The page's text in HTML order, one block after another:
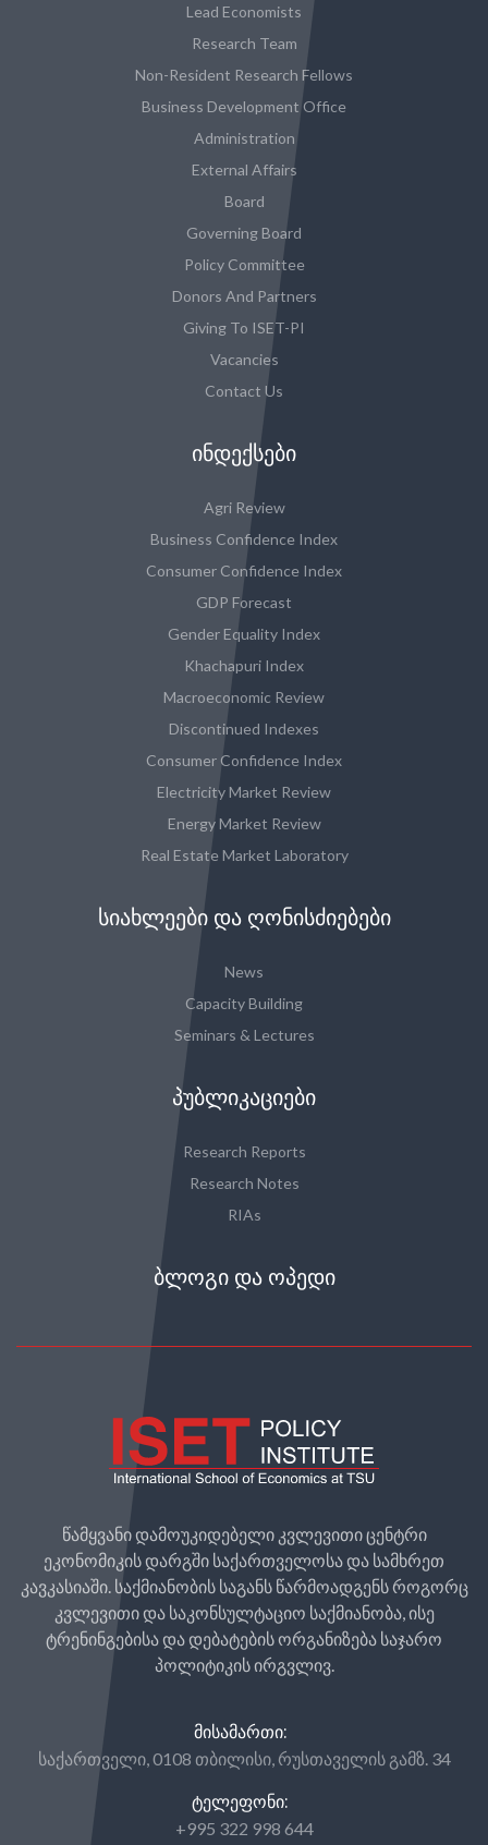
Lead Economists
Research Team
Non-Resident Research Fellows
Business Development Office
Administration
External Affairs
Board
Governing Board
Policy Committee
Donors And Partners
Giving To ISET-PI
Vacancies
Contact Us
ᲘᲜᲓᲔᲥᲡᲔᲑᲘ
Agri Review
Business Confidence Index
Consumer Confidence Index
GDP Forecast
Gender Equality Index
Khachapuri Index
Macroeconomic Review
Discontinued Indexes
Consumer Confidence Index
Electricity Market Review
Energy Market Review
Real Estate Market Laboratory
ᲡᲘᲐᲮᲚᲔᲔᲑᲘ ᲓᲐ ᲦᲝᲜᲘᲡᲫᲘᲔᲑᲔᲑᲘ
News
Capacity Building
Seminars & Lectures
ᲞᲣᲑᲚᲘᲙᲐᲪᲘᲔᲑᲘ
Research Reports
Research Notes
RIAs
ᲑᲚᲝᲒᲘ ᲓᲐ ᲝᲞᲔᲓᲘ
წამყვანი დამოუკიდებელი კვლევითი ცენტრი
ეკონომიკის დარგში საქართველოსა და სამხრეთ
კავკასიაში. საქმიანობის საგანს წარმოადგენს როგორც
კვლევითი და საკონსულტაციო საქმიანობა, ისე
ტრენინგებისა და დებატების ორგანიზება საჯარო
პოლიტიკის ირგვლივ.
ᲛᲘᲡᲐᲛᲐᲠᲗᲘ:
საქართველი, 0108 თბილისი, რუსთაველის გამზ. 34
ᲢᲔᲚᲔᲤᲝᲜᲘ:
+995 322 998 644